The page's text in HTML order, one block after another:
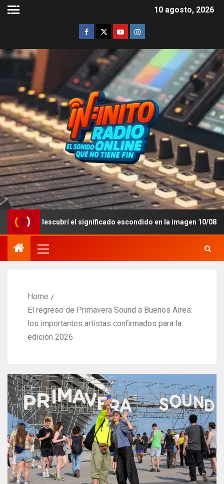
10 agosto, 2026
descubrí el significado escondido en la imagen 10/08/26
Home
El regreso de Primavera Sound a Buenos Aires:
los importantes artistas confirmados para la
edición 2026